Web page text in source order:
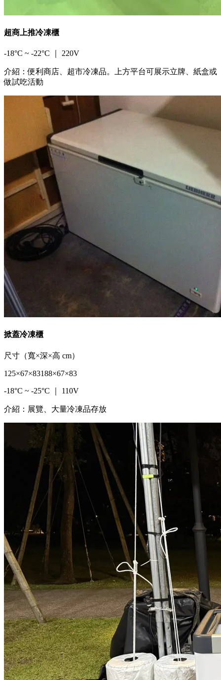
超商上推冷凍櫃
-18°C ~ -22°C ｜ 220V
介紹：便利商店、超市冷凍品。上方平台可展示立牌、紙盒或
做試吃活動
掀蓋冷凍櫃
尺寸（寬×深×高 cm）
125×67×83188×67×83
-18°C ~ -25°C ｜ 110V
介紹：展覽、大量冷凍品存放